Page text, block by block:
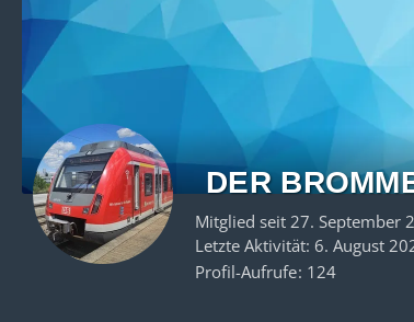
DER
Mitglied seit 27. September
Letzte Aktivität: 6. August
Profil-Aufrufe 124